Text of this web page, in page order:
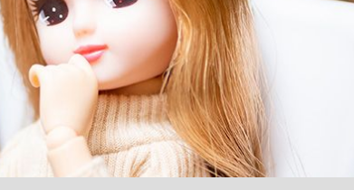
最悪の空気のまま解散」WBC日本代表“敗戦”の真実 選手が明
観る将棋、読む将棋
#城彰二 #内田有紀
#松田聖子